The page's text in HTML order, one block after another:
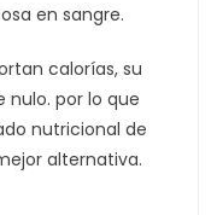
en sangre.
calorías, su
por lo que
nutricional de
alternativa.